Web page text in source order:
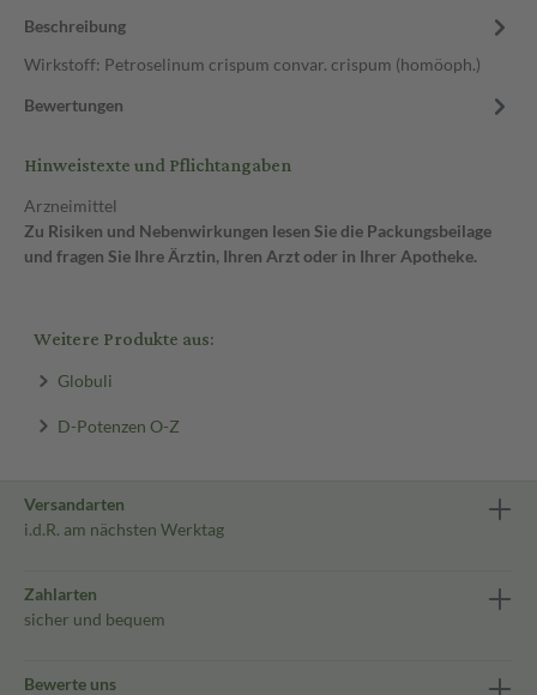
Beschreibung
Wirkstoff: Petroselinum crispum convar. crispum (homöoph.)
Bewertungen
Hinweistexte und Pflichtangaben
Arzneimittel
Zu Risiken und Nebenwirkungen lesen Sie die Packungsbeilage
und fragen Sie Ihre Ärztin, Ihren Arzt oder in Ihrer Apotheke.
Weitere Produkte aus:
Globuli
D-Potenzen O-Z
Versandarten
i.d.R. am nächsten Werktag
Zahlarten
sicher und bequem
Bewerte uns